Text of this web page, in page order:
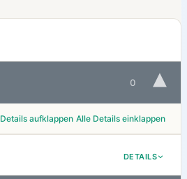
0 ▾
aufklappen Alle Details einklappen
DETAILS